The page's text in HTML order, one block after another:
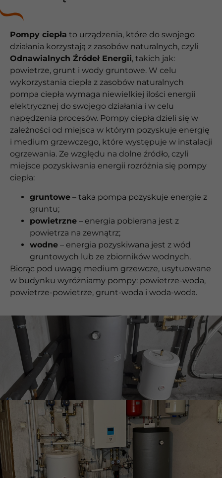
Pompy ciepła to urządzenia, które do swojego
działania korzystają z zasobów naturalnych, czyli
Odnawialnych Źródeł Energii, takich jak:
powietrze, grunt i wody gruntowe. W celu
wykorzystania ciepła z zasobów naturalnych
pompa ciepła wymaga niewielkiej ilości energii
elektrycznej do swojego działania i w celu
napędzenia procesów. Pompy ciepła dzieli się w
zależności od miejsca w którym pozyskuje energię
i medium grzewczego, które występuje w instalacji
ogrzewania. Ze względu na dolne źródło, czyli
miejsce pozyskiwania energii rozróżnia się pompy
ciepła:
gruntowe – taka pompa pozyskuje energie z
gruntu;
powietrzne – energia pobierana jest z
powietrza na zewnątrz;
wodne – energia pozyskiwana jest z wód
gruntowych lub ze zbiorników wodnych.
Biorąc pod uwagę medium grzewcze, usytuowane
w budynku wyróżniamy pompy: powietrze-woda,
powietrze-powietrze, grunt-woda i woda-woda.